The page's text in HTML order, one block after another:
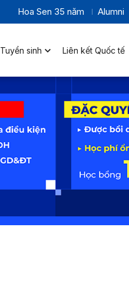
Hoa Sen 35 năm Alumni
Tuyển sinh Liên kết Quốc tế